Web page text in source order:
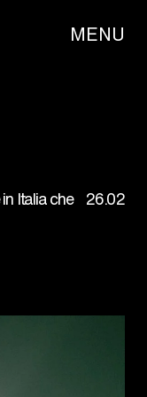
MENU
Italia che
26.02